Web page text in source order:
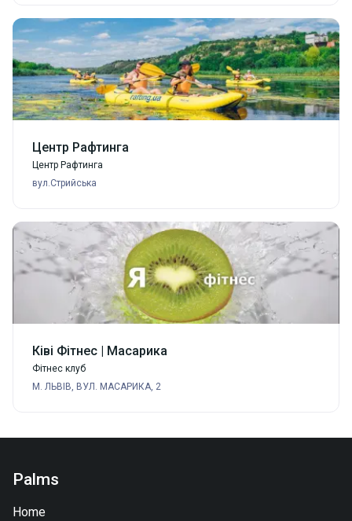
Центр Рафтинга
Центр Рафтинга
вул.Стрийська
Ківі Фітнес | Масарика
Фітнес клуб
М. ЛЬВІВ, ВУЛ. МАСАРИКА, 2
Palms
Home